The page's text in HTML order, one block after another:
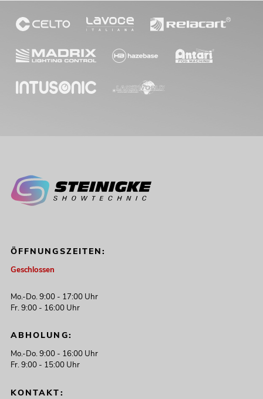
ÖFFNUNGSZEITEN:
Geschlossen
Mo.-Do. 9:00 - 17:00 Uhr
Fr. 9:00 - 16:00 Uhr
ABHOLUNG:
Mo.-Do. 9:00 - 16:00 Uhr
Fr. 9:00 - 15:00 Uhr
KONTAKT: